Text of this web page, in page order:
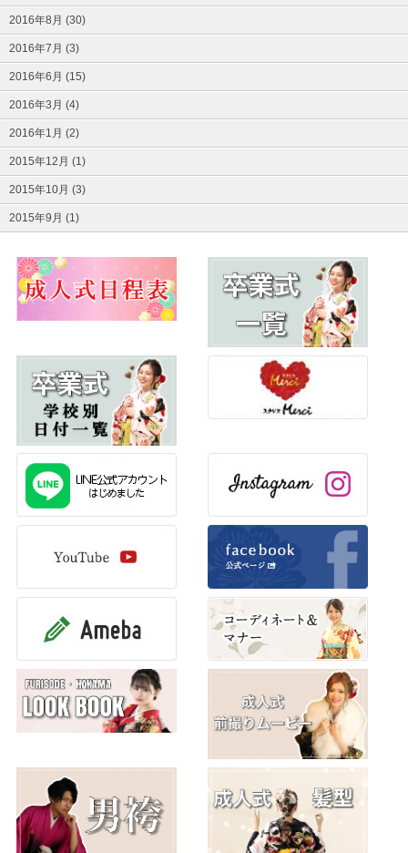
2016年8月 (30)
2016年7月 (3)
2016年6月 (15)
2016年3月 (4)
2016年1月 (2)
2015年12月 (1)
2015年10月 (3)
2015年9月 (1)